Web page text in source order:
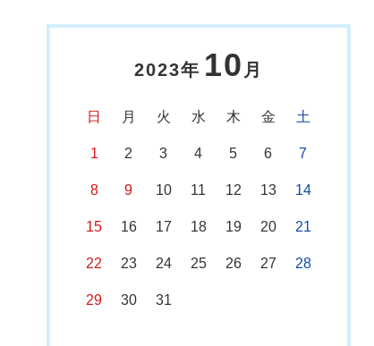
2023年 10 月
日 月 火 水 木 金 土
1 2 3 4 5 6 7
8 9 10 11 12 13 14
15 16 17 18 19 20 21
22 23 24 25 26 27 28
29 30 31